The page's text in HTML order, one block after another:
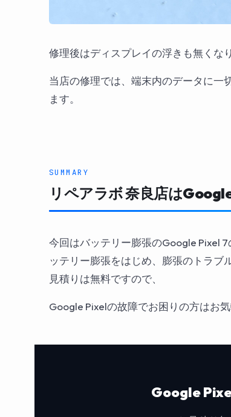
修理後はディスプレイの浮きも無くな
当店の修理では、端末内のデータに一
ます。
SUMMARY
リペアラボ 奈良店は
今回はバッテリー膨張のGoogle Pixel
ッテリー膨張をはじめ、膨張のトラ
見積りは無料ですので、
Google Pixelの故障でお困りの方はお
Google